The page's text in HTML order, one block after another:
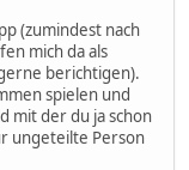
(zumindest nach
mich da als
berichtigen).
spielen und
mit der du ja schon
ungeteilte Person